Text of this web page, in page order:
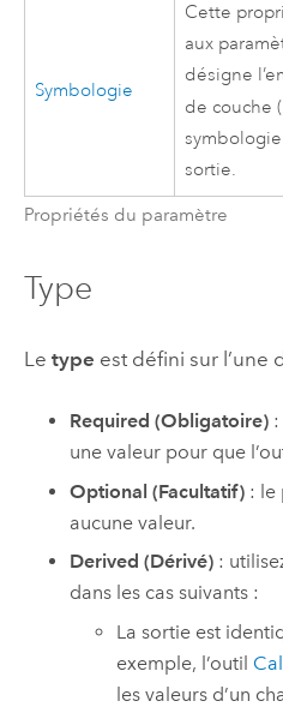
Symbologie
Cette
aux
désigne
de couche (
sortie.
Propriétés du paramètre
Type
Le type est défini sur l’une
Required (Obligatoire)
une valeur pour que
Optional (Facultatif) : le
aucune valeur.
Derived (Dérivé) :
dans les cas suivants :
La sortie est
exemple, l’outil
les valeurs d’un